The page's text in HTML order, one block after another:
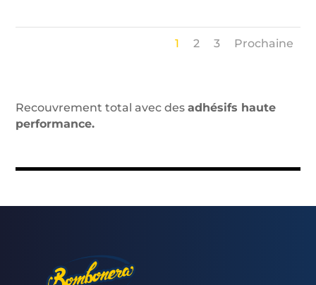
1 2 3 Prochaine
Recouvrement total avec desadhésifs haute
performance.